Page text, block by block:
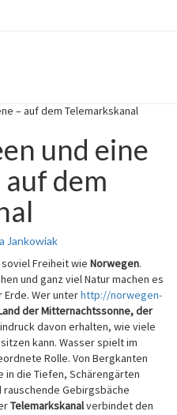
– auf dem Telemarkskanal
und eine
dem
Jankowiak
Freiheit wie Norwegen.
und ganz viel Natur machen es
Erde. Wer unterhttp://norwegen-
der Mitternachtssonne, der
davon erhalten, wie viele
kann. Wasser spielt im
Rolle. Von Bergkanten
die Tiefen, Schärengärten
Gebirgsbäche
Telemarkskanalverbindet den